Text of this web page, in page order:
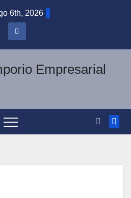
6th, 2026